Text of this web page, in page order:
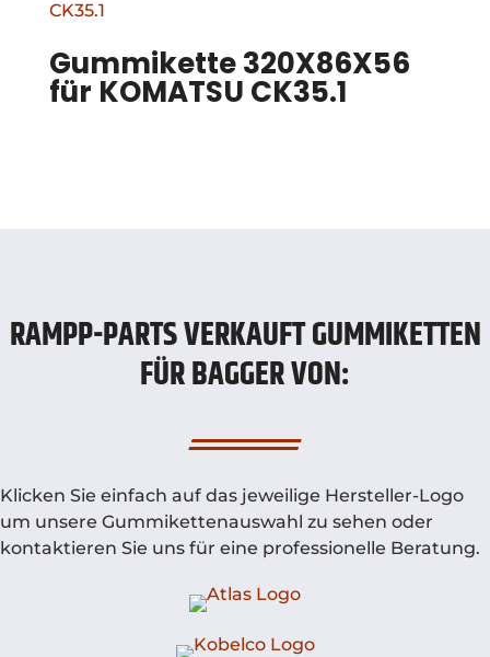
Gummikette 320X86X56
für KOMATSU CK35.1
RAMPP-PARTS VERKAUFT GUMMIKETTEN
FÜR BAGGER VON:
Klicken Sie einfach auf das jeweilige Hersteller-Logo
um unsere Gummikettenauswahl zu sehen oder
kontaktieren Sie uns für eine professionelle Beratung.